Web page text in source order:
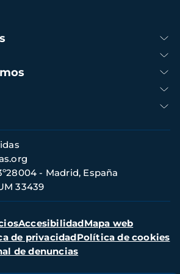
- Madrid, España
33439
AccesibilidadMapa web
de privacidadPolítica de cookies
de denuncias